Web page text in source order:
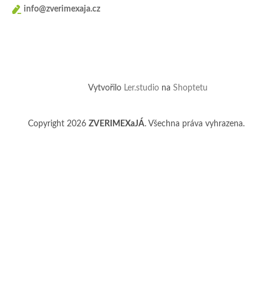
info@zverimexaja.cz
Vytvořilo Ler.studiona Shoptetu
Copyright 2026 ZVERIMEXaJÁ. Všechna práva vyhrazena.